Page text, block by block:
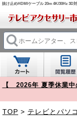
抜け止めHDMIケーブル 20m 4K/30Hz 3D
【 2026年 夏季休業中
TOP > テレビとパソ